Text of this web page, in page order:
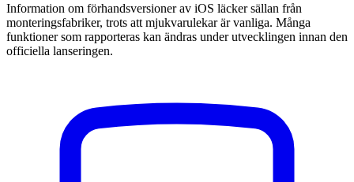
Information om förhandsversioner av iOS läcker sällan från
monteringsfabriker, trots att mjukvarulekar är vanliga. Många
funktioner som rapporteras kan ändras under utvecklingen innan den
officiella lanseringen.